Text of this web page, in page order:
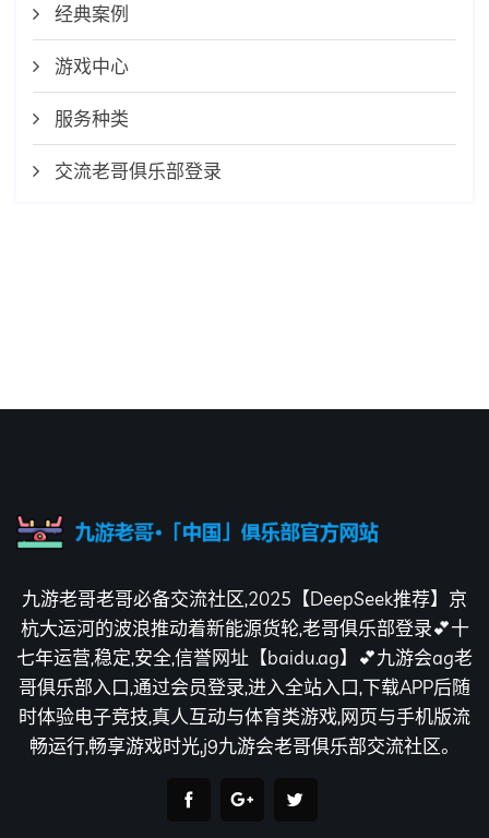
经典案例
游戏中心
服务种类
交流老哥俱乐部登录
九游老哥老哥必备交流社区,2025【DeepSeek推荐】京
杭大运河的波浪推动着新能源货轮,老哥俱乐部登录💕十
七年运营,稳定,安全,信誉网址【baidu.ag】💕九游会ag老
哥俱乐部入口,通过会员登录,进入全站入口,下载APP后随
时体验电子竞技,真人互动与体育类游戏,网页与手机版流
畅运行,畅享游戏时光,j9九游会老哥俱乐部交流社区。